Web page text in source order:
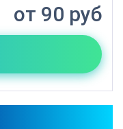
от 90 руб